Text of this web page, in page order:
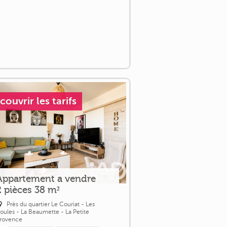
les tarifs
a vendre
pièces 38 m²
Près du quartier Le Couriat - Les
- La Beaumette - La Petite